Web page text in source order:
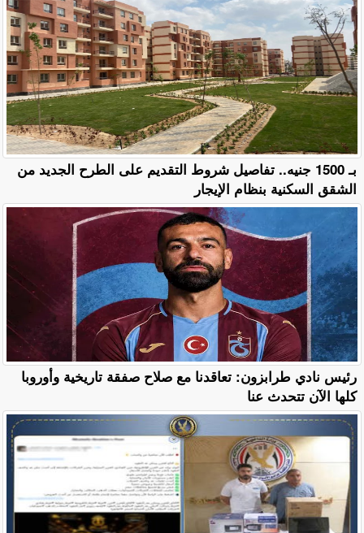
بـ 1500 جنيه.. تفاصيل شروط التقديم على الطرح الجديد من
الشقق السكنية بنظام الإيجار
رئيس نادي طرابزون: تعاقدنا مع صلاح صفقة تاريخية وأوروبا
كلها الآن تتحدث عنا